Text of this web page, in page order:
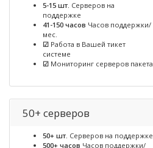
5-15 шт. Серверов на
поддержке
41-150 часов Часов поддержки/
мес.
☑ Работа в Вашей тикет
системе
☑ Мониторинг серверов пакета
50+ серверов
50+ шт. Серверов на поддержке
500+ часов Часов поддержки/